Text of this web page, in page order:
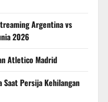
Argentina vs
2026
Atletico Madrid
Persija Kehilangan